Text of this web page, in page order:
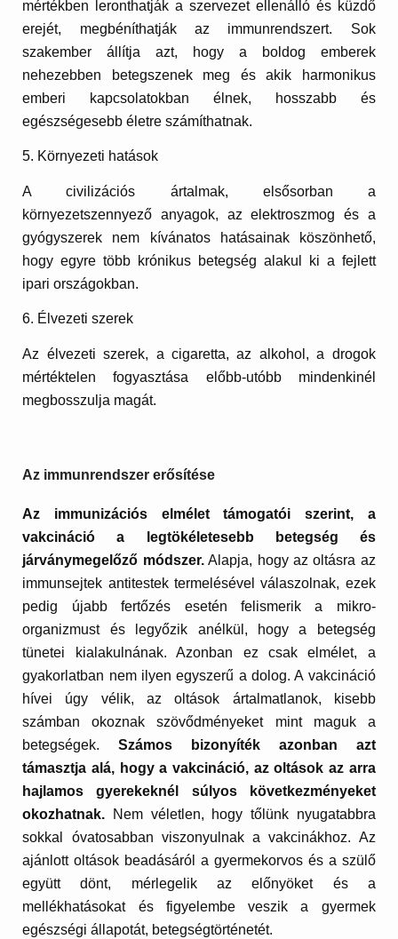
mértékben leronthatják a szervezet ellenálló és küzdő
erejét, megbéníthatják az immunrendszert. Sok
szakember állítja azt, hogy a boldog emberek
nehezebben betegszenek meg és akik harmonikus
emberi kapcsolatokban élnek, hosszabb és
egészségesebb életre számíthatnak.
5. Környezeti hatások
A civilizációs ártalmak, elsősorban a
környezetszennyező anyagok, az elektroszmog és a
gyógyszerek nem kívánatos hatásainak köszönhető,
hogy egyre több krónikus betegség alakul ki a fejlett
ipari országokban.
6. Élvezeti szerek
Az élvezeti szerek, a cigaretta, az alkohol, a drogok
mértéktelen fogyasztása előbb-utóbb mindenkinél
megbosszulja magát.
Az immunrendszer erősítése
Az immunizációs elmélet támogatói szerint, a
vakcináció a legtökéletesebb betegség és
járványmegelőző módszer.Alapja, hogy az oltásra az
immunsejtek antitestek termelésével válaszolnak, ezek
pedig újabb fertőzés esetén felismerik a mikro-
organizmust és legyőzik anélkül, hogy a betegség
tünetei kialakulnának. Azonban ez csak elmélet, a
gyakorlatban nem ilyen egyszerű a dolog. A vakcináció
hívei úgy vélik, az oltások ártalmatlanok, kisebb
számban okoznak szövődményeket mint maguk a
betegségek.Számos bizonyíték azonban azt
támasztja alá, hogy a vakcináció, az oltások az arra
hajlamos gyerekeknél súlyos következményeket
okozhatnak. Nem véletlen, hogy tőlünk nyugatabbra
sokkal óvatosabban viszonyulnak a vakcinákhoz. Az
ajánlott oltások beadásáról a gyermekorvos és a szülő
együtt dönt, mérlegelik az előnyöket és a
mellékhatásokat és figyelembe veszik a gyermek
egészségi állapotát, betegségtörténetét.